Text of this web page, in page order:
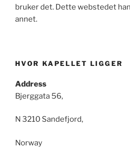
bruker det. Dette webstedet
annet.
HVOR KAPELLET LIGGER
Address
Bjerggata 56,
N 3210 Sandefjord,
Norway